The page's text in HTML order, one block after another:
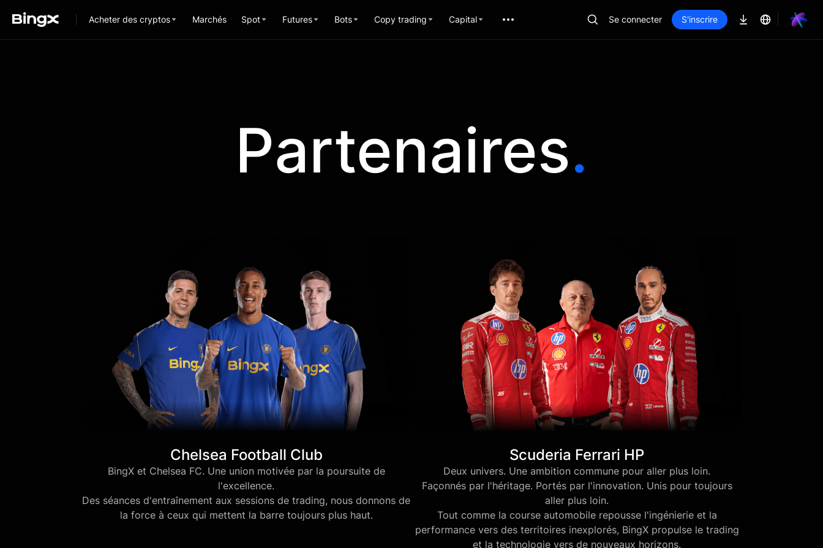
Acheter des cryptos Marchés Spot Futures Bots Copy trading Capital Se connecter S'inscrire
Partenaires.
Chelsea Football Club
BingX et Chelsea FC. Une union motivée par la poursuite de
l'excellence.
Des séances d'entraînement aux sessions de trading, nous donnons de
la force à ceux qui mettent la barre toujours plus haut.
Scuderia Ferrari HP
Deux univers. Une ambition commune pour aller plus loin.
Façonnés par l'héritage. Portés par l'innovation. Unis pour toujours
aller plus loin.
Tout comme la course automobile repousse l'ingénierie et la
performance vers des territoires inexplorés, BingX propulse le trading
et la technologie vers de nouveaux horizons.